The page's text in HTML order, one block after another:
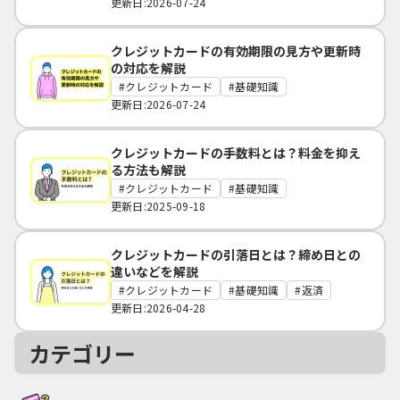
クレジットカードの有効期限の見方や更新時
の対応を解説
クレジットカード
基礎知識
更新日:2026-07-24
クレジットカードの手数料とは？料金を抑え
る方法も解説
クレジットカード
基礎知識
更新日:2025-09-18
クレジットカードの引落日とは？締め日との
違いなどを解説
クレジットカード 基礎知識
返済
更新日:2026-04-28
カテゴリー